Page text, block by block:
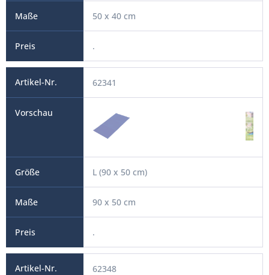
50 x 40 cm
.
62341
L (90 x 50 cm)
90 x 50 cm
.
62348